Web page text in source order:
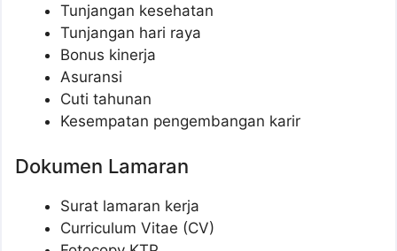
Tunjangan kesehatan
Tunjangan hari raya
Bonus kinerja
Asuransi
Cuti tahunan
Kesempatan pengembangan karir
Dokumen Lamaran
Surat lamaran kerja
Curriculum Vitae (CV)